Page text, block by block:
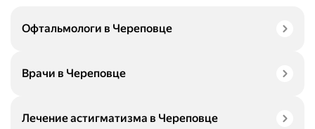
Офтальмологи в Череповце
Врачи в Череповце
Лечение астигматизма в Череповце